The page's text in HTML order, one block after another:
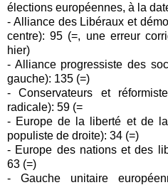
élections européennes, à la
- Alliance des Libéraux et
centre): 95 (=, une erreur
hier)
- Alliance progressiste des
gauche): 135 (=)
- Conservateurs et
radicale): 59 (=
- Europe de la liberté et de
populiste de droite): 34 (=)
- Europe des nations et des
63 (=)
- Gauche unitaire